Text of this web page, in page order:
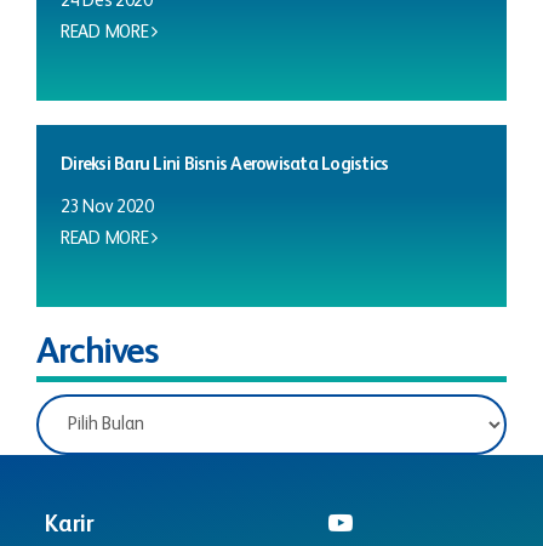
READ MORE
Direksi Baru Lini Bisnis Aerowisata Logistics
23 Nov 2020
READ MORE
Archives
Karir